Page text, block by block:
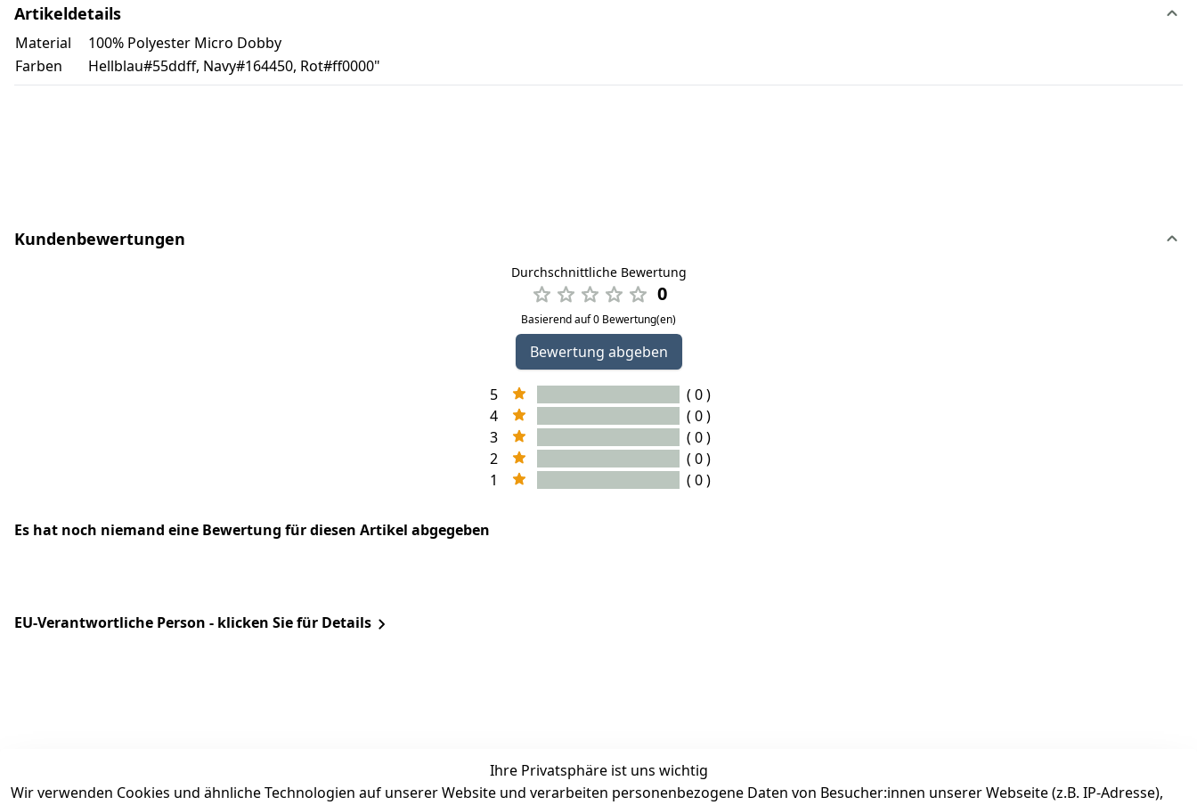
Artikeldetails
Material
100% Polyester Micro Dobby
Farben
Hellblau#55ddff, Navy#164450, Rot#ff0000"
Kundenbewertungen
Durchschnittliche Bewertung
0
Basierend auf 0 Bewertung(en)
Bewertung abgeben
5
( 0 )
4
( 0 )
3
( 0 )
2
( 0 )
1
( 0 )
Es hat noch niemand eine Bewertung für diesen Artikel abgegeben
EU-Verantwortliche Person - klicken Sie für Details
Ihre Privatsphäre ist uns wichtig
Wir verwenden Cookies und ähnliche Technologien auf unserer Website und verarbeiten personenbezogene Daten von Besucher:innen unserer Webseite (z.B. IP-Adresse),